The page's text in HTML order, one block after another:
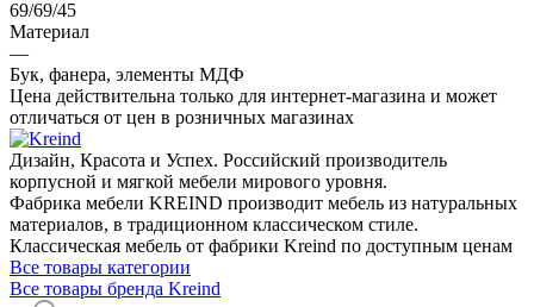
69/69/45
Материал
—
Бук, фанера, элементы МДФ
Цена действительна только для интернет-магазина и может
отличаться от цен в розничных магазинах
Дизайн, Красота и Успех. Российский производитель
корпусной и мягкой мебели мирового уровня.
Фабрика мебели KREIND производит мебель из натуральных
материалов, в традиционном классическом стиле.
Классическая мебель от фабрики Kreind по доступным ценам
Все товары категории
Все товары бренда Kreind